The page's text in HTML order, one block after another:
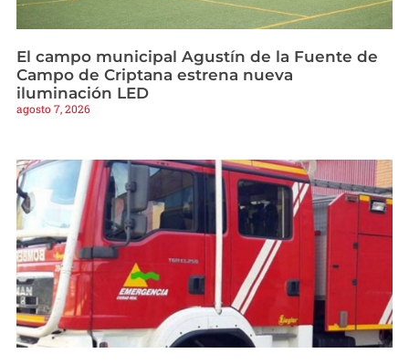
El campo municipal Agustín de la Fuente de
Campo de Criptana estrena nueva
iluminación LED
agosto 7, 2026